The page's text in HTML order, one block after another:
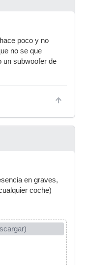
poco y no
no se que
un subwoofer de
en graves,
coche)